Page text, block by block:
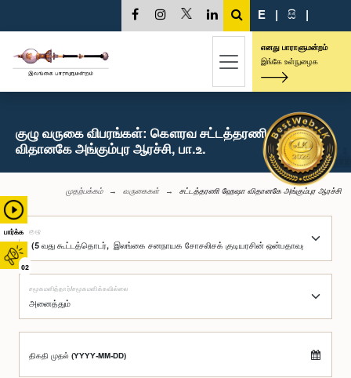
பார்க்க
02
E | සි |
எனது பாராளுமன்றம்
இங்கே உள்நுழைக
குழு வருகை விபரங்கள்: கௌரவ சட்டத்தரணி ஹேஷா
விதானகே அங்கும்புர ஆரச்சி, பா.உ.
முதற்பக்கம் வருகைகள் சட்டத்தரணி ஹேஷா விதானகே அங்கும்புர ஆரச்சி
குழு
சமூகமளித்தார்/சமூகமளிக்கவில்லை
திகதி முதல் (YYYY-MM-DD)